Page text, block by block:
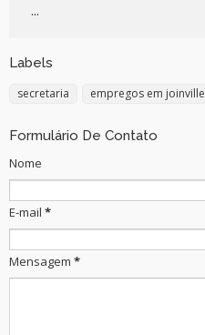
...
Labels
secretaria empregos em joinville
Formulário De Contato
Nome
E-mail *
Mensagem *